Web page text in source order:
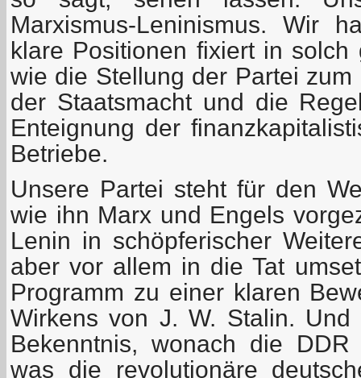
Marxismus-Leninismus. Wir
klare Positionen fixiert in solch
wie die Stellung der Partei
der Staatsmacht und die
Enteignung der
Betriebe.
Unsere Partei steht für den
wie ihn Marx und Engels
Lenin in schöpferischer
aber vor allem in die Tat
Programm zu einer klaren
Wirkens von J. W. Stalin.
Bekenntnis, wonach die
was die revolutionäre